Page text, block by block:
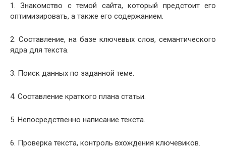
1. Знакомство с темой сайта, который предстоит его
оптимизировать, а также его содержанием.
2. Составление, на базе ключевых слов, семантического
ядра для текста.
3. Поиск данных по заданной теме.
4. Составление краткого плана статьи.
5. Непосредственно написание текста.
6. Проверка текста, контроль вхождения ключевиков.